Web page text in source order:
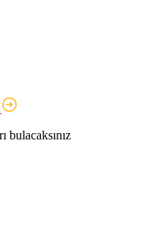
bulacaksınız